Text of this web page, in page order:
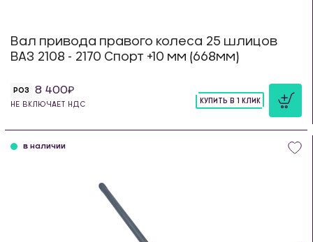
Вал привода правого колеса 25 шлицов
ВАЗ 2108 - 2170 Спорт +10 мм (668мм)
РОЗ 8 400
НЕ ВКЛЮЧАЕТ НДС
КУПИТЬ В 1 КЛИК
в наличии